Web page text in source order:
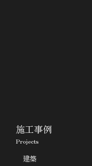
施工事例
Projects
建築